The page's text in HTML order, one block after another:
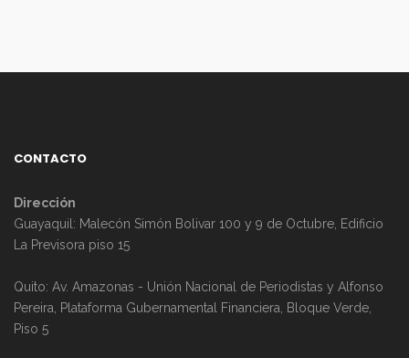
CONTACTO
Dirección
Guayaquil: Malecón Simón Bolivar 100 y 9 de Octubre, Edificio
La Previsora piso 15
Quito: Av. Amazonas - Unión Nacional de Periodistas y Alfonso
Pereira, Plataforma Gubernamental Financiera, Bloque Verde,
Piso 5